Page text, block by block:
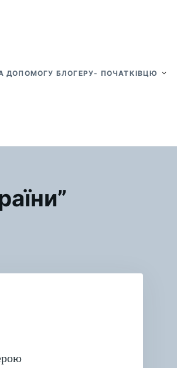
ДОПОМОГУ БЛОГЕРУ- ПОЧАТКІВЦЮ